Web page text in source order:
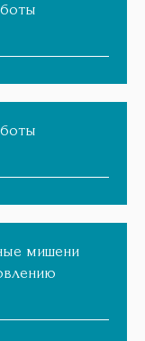
мишени